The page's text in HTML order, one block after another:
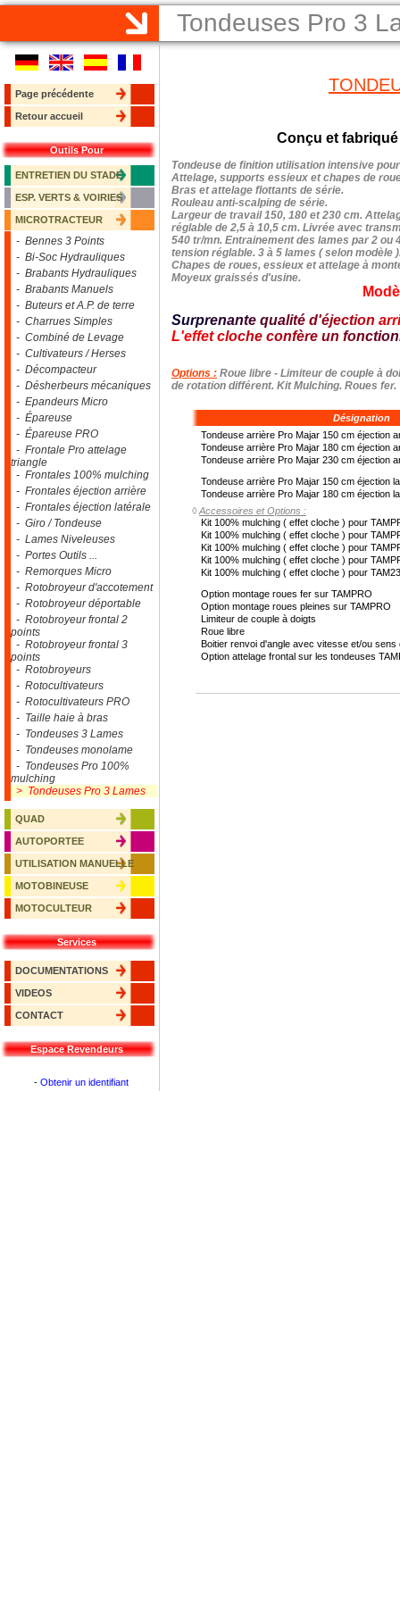
Tondeuses Pro 3
Page précédente
Retour accueil
Outils Pour
ENTRETIEN DU STADE
ESP. VERTS & VOIRIES
MICROTRACTEUR
- Bennes 3 Points
- Bi-Soc Hydrauliques
- Brabants Hydrauliques
- Brabants Manuels
- Buteurs et A.P. de terre
- Charrues Simples
- Combiné de Levage
- Cultivateurs / Herses
- Décompacteur
- Désherbeurs mécaniques
- Epandeurs Micro
- Épareuse
- Épareuse PRO
- Frontale Pro attelage
triangle
- Frontales 100% mulching
- Frontales éjection arrière
- Frontales éjection latérale
- Giro / Tondeuse
- Lames Niveleuses
- Portes Outils ...
- Remorques Micro
- Rotobroyeur d'accotement
- Rotobroyeur déportable
- Rotobroyeur frontal 2
points
- Rotobroyeur frontal 3
points
- Rotobroyeurs
- Rotocultivateurs
- Rotocultivateurs PRO
- Taille haie à bras
- Tondeuses 3 Lames
- Tondeuses monolame
- Tondeuses Pro 100%
mulching
> Tondeuses Pro 3 Lames
QUAD
AUTOPORTEE
UTILISATION MANUELLE
MOTOBINEUSE
MOTOCULTEUR
Services
DOCUMENTATIONS
VIDEOS
CONTACT
Espace Revendeurs
- Obtenir un identifiant
Conçu et
Tondeuse de finition utilisation intensive
Attelage, supports essieux et chapes de
Bras et attelage flottants de série.
Rouleau anti-scalping de série.
Largeur de travail 150, 180 et 230 cm.
réglable de 2,5 à 10,5 cm. Livrée avec
540 tr/mn. Entrainement des lames par 2 ou
tension réglable. 3 à 5 lames ( selon
Chapes de roues, essieux et attelage à
Moyeux graissés d'usine.
Surprenante qualité d'éjection arri
L'effet cloche confère un fonction
Options : Roue libre - Limiteur de couple à
de rotation différent. Kit Mulching. Roues fer.
Désignation
Tondeuse arrière Pro Majar 150 cm éjection
Tondeuse arrière Pro Majar 180 cm éjection
Tondeuse arrière Pro Majar 230 cm éjection
Tondeuse arrière Pro Majar 150 cm éjection
Tondeuse arrière Pro Majar 180 cm éjection
◊Accessoires et Options :
Kit 100% mulching ( effet cloche ) pour
Kit 100% mulching ( effet cloche ) pour
Kit 100% mulching ( effet cloche ) pour
Kit 100% mulching ( effet cloche ) pour
Kit 100% mulching ( effet cloche ) pour
Option montage roues fer sur TAMPRO
Option montage roues pleines sur TAMPRO
Limiteur de couple à doigts
Roue libre
Boitier renvoi d'angle avec vitesse et/ou sens
Option attelage frontal sur les tondeuses